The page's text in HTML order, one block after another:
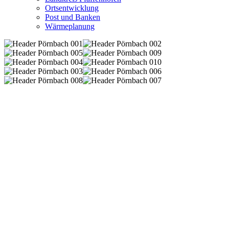
Ortsentwicklung
Post und Banken
Wärmeplanung